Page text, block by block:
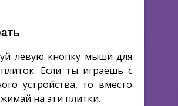
левую кнопку мыши для
Если ты играешь с
устройства, то вместо
на эти плитки.